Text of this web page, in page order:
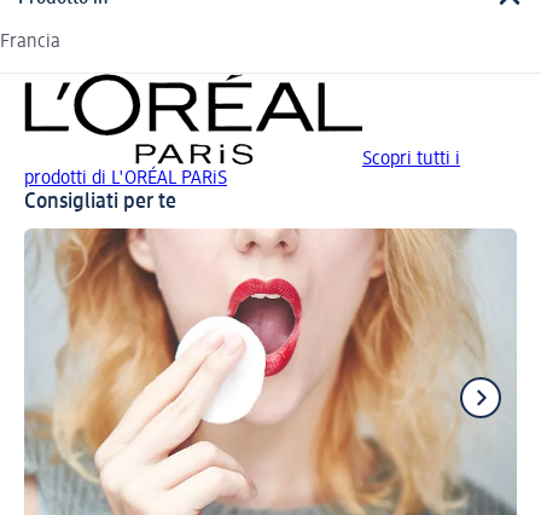
Francia
Scopri tutti i
prodotti di L'ORÉAL PARiS
Consigliati per te